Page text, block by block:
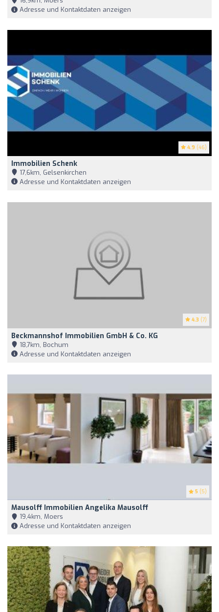
Adresse und Kontaktdaten anzeigen
4.9 (46)
Immobilien Schenk
17,6km, Gelsenkirchen
Adresse und Kontaktdaten anzeigen
4.3 (7)
Beckmannshof Immobilien GmbH & Co. KG
18,7km, Bochum
Adresse und Kontaktdaten anzeigen
5 (5)
Mausolff Immobilien Angelika Mausolff
19,4km, Moers
Adresse und Kontaktdaten anzeigen